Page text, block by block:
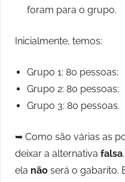
foram para o grupo.
Inicialmente, temos:
Grupo 1: 80 pessoas;
Grupo 2: 80 pessoas;
Grupo 3: 80 pessoas.
➥ Como são várias as
deixar a alternativa falsa
ela não será o gabarito.